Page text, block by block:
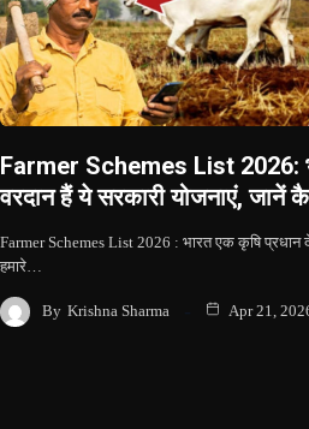
Farmer Schemes List 2026:
वरदान हैं ये सरकारी योजनाएं, जानें
Farmer Schemes List 2026 : भारत एक कृषि प्रधान
हमारे…
By Krishna Sharma Apr 21,